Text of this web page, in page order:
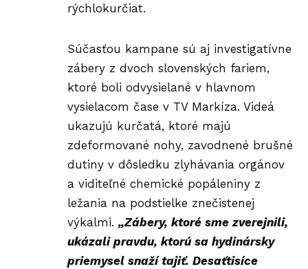
rýchlokurčiat.
Súčasťou kampane sú aj investigatívne
zábery z dvoch slovenských fariem,
ktoré boli odvysielané v hlavnom
vysielacom čase v TV Markíza. Videá
ukazujú kurčatá, ktoré majú
zdeformované nohy, zavodnené brušné
dutiny v dôsledku zlyhávania orgánov
a viditeľné chemické popáleniny z
ležania na podstielke znečistenej
výkalmi. „Zábery, ktoré sme zverejnili,
ukázali pravdu, ktorú sa hydinársky
priemysel snaží tajiť. Desaťtisíce